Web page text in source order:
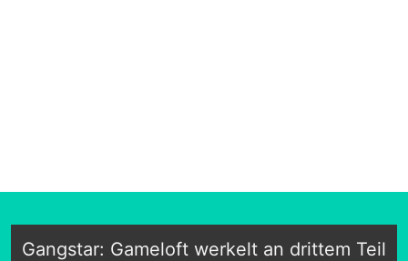
Gangstar: Gameloft werkelt an drittem Teil